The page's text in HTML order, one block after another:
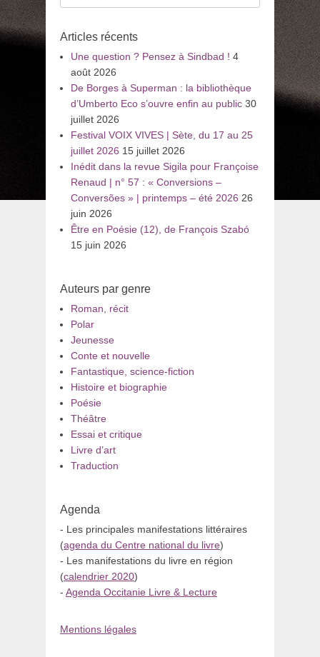
pour
Articles récents
Une question ? Pensez à Sindbad ! 4
août 2026
De Borges à Superman : la bibliothèque
d’Umberto Eco s’ouvre enfin au public 30
juillet 2026
Festival VOIX VIVES | Sète, du 17 au 25
juillet 2026 15 juillet 2026
Inédit dans la revue Sigila pour Françoise
Renaud | n° 57 : « Conversions –
Conversões » | printemps – été 2026 26
juin 2026
Être en Poésie (12), de François Szabó
15 juin 2026
Auteurs par genre
Roman, récit
Polar
Jeunesse
Conte et nouvelle
Fantastique, science-fiction
Histoire et biographie
Poésie
Théâtre
Essai et critique
Livre d’art
Traduction
Agenda
- Les principales manifestations littéraires
(agenda du Centre national du livre)
- Les manifestations du livre en région
(calendrier 2020)
- Agenda Occitanie Livre & Lecture
Mentions légales